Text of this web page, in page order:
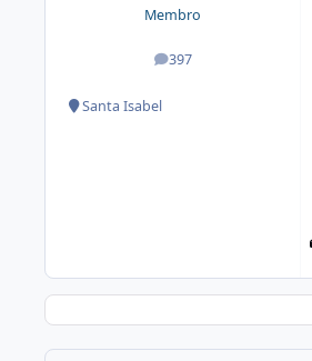
Membro
397
posts
Santa Isabel